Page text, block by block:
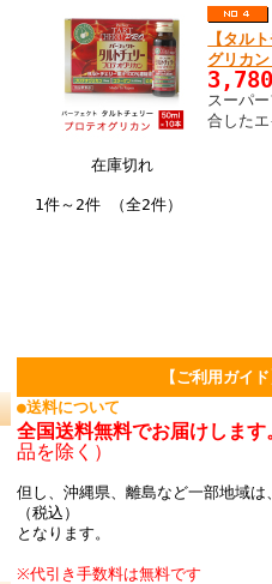
在庫切れ
【タル
グリカ
スーパ
合した
1件～2件 （全2件）
【ご利用ガイ
●送料について
全国送料無料でお届けします
品を除く）
但し、沖縄県、離島など一部地域
（税込）
となります。
※代引き手数料は無料です